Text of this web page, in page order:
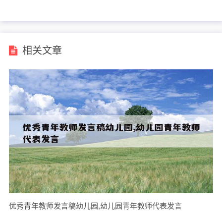
相关文章
优秀青年教师发言稿幼儿园,幼儿园青年教师代表发言